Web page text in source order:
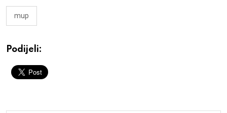
mup
Podijeli: